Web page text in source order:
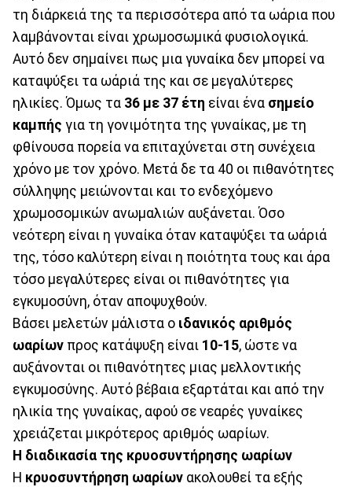
τη διάρκειά της τα περισσότερα από τα ωάρια που
λαμβάνονται είναι χρωμοσωμικά φυσιολογικά.
Αυτό δεν σημαίνει πως μια γυναίκα δεν μπορεί να
καταψύξει τα ωάριά της και σε μεγαλύτερες
ηλικίες. Όμως τα 36 με 37 έτη είναι ένα σημείο
καμπής για τη γονιμότητα της γυναίκας, με τη
φθίνουσα πορεία να επιταχύνεται στη συνέχεια
χρόνο με τον χρόνο. Μετά δε τα 40 οι πιθανότητες
σύλληψης μειώνονται και το ενδεχόμενο
χρωμοσομικών ανωμαλιών αυξάνεται. Όσο
νεότερη είναι η γυναίκα όταν καταψύξει τα ωάριά
της, τόσο καλύτερη είναι η ποιότητα τους και άρα
τόσο μεγαλύτερες είναι οι πιθανότητες για
εγκυμοσύνη, όταν αποψυχθούν.
Βάσει μελετών μάλιστα ο ιδανικός αριθμός
ωαρίων προς κατάψυξη είναι 10-15, ώστε να
αυξάνονται οι πιθανότητες μιας μελλοντικής
εγκυμοσύνης. Αυτό βέβαια εξαρτάται και από την
ηλικία της γυναίκας, αφού σε νεαρές γυναίκες
χρειάζεται μικρότερος αριθμός ωαρίων.
Η διαδικασία της κρυοσυντήρησης ωαρίων
Η κρυοσυντήρηση ωαρίων ακολουθεί τα εξής